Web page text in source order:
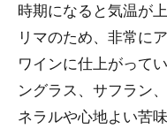
時期になると気温が
リマのため、非常に
ワインに仕上がって
ングラス、サフラン
ネラルや心地よい苦